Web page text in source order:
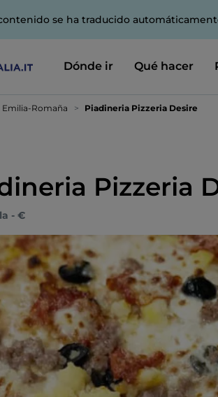
se ha traducido
Dónde ir Qué hacer
Emilia-Romaña Piadineria Pizzeria Desire
Pizzeria
- €